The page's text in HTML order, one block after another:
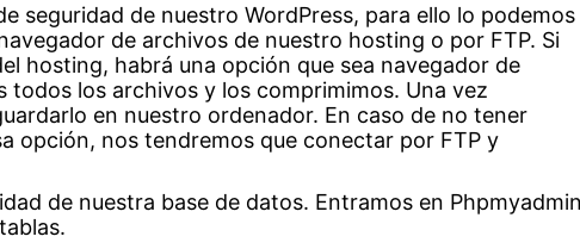
seguridad de nuestro WordPress, para ello lo podemos
de archivos de nuestro hosting o por FTP. Si
hosting, habrá una opción que sea navegador de
todos los archivos y los comprimimos. Una vez
en nuestro ordenador. En caso de no tener
opción, nos tendremos que conectar por FTP y
de nuestra base de datos. Entramos en